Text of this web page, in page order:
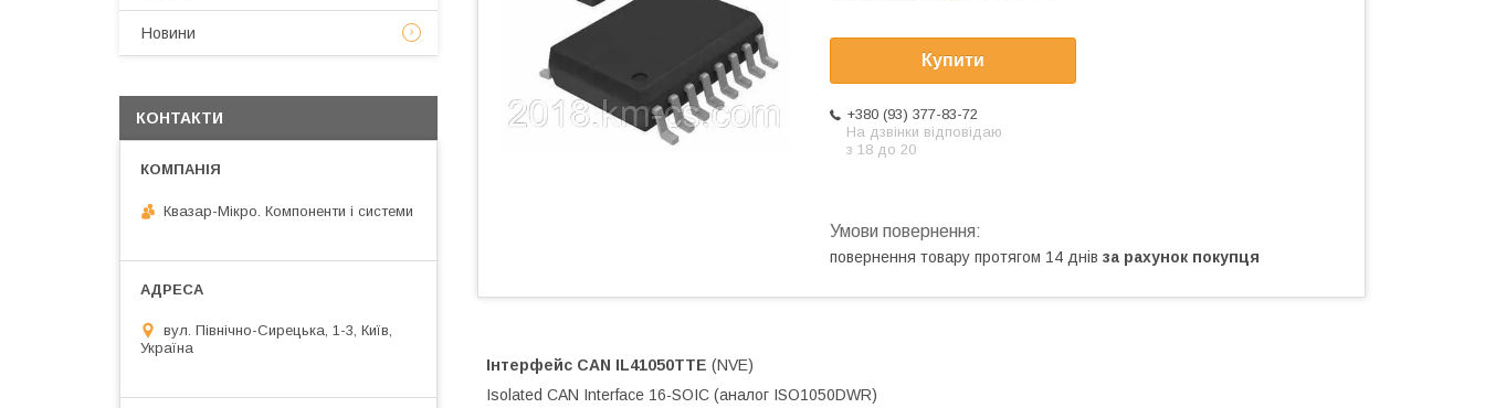
Купити
+380 (93) 377-83-72
На дзвінки відповідаю
з 18 до 20
повернення товару протягом 14 днів за рахунок покупця
Інтерфейс CAN IL41050TTE (NVE)
Isolated CAN Interface 16-SOIC (аналог ISO1050DWR)
Новини
КОНТАКТИ
Квазар-Мікро. Компоненти і системи
вул. Північно-Сирецька, 1-3, Київ,
Україна